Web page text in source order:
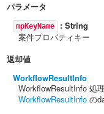
パラメータ
mpKeyName : String
案件プロパティキー
返却値
WorkflowResultInfo
WorkflowResultInfo 処
WorkflowResultInfo の